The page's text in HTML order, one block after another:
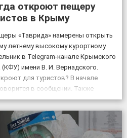
откроют пещеру
в Крыму
«Таврида» намерены открыть
летнему высокому курортному
в Telegram-канале Крымского
(КФУ) имени В. И. Вернадского.
для туристов? В начале
в сообщении. Также
будет полностью
грунтов и камней […]